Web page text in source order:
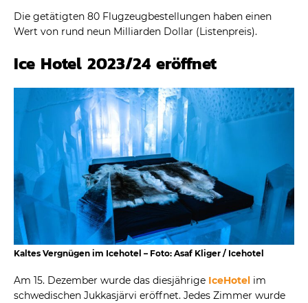
Die getätigten 80 Flugzeugbestellungen haben einen
Wert von rund neun Milliarden Dollar (Listenpreis).
Ice Hotel 2023/24 eröffnet
Kaltes Vergnügen im Icehotel – Foto: Asaf Kliger / Icehotel
Am 15. Dezember wurde das diesjährige IceHotel im
schwedischen Jukkasjärvi eröffnet. Jedes Zimmer wurde